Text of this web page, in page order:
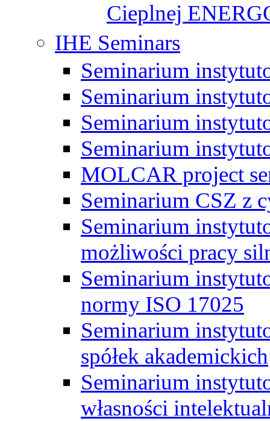
Cieplnej
IHE Seminars
Seminarium
Seminarium
Seminarium
Seminarium
MOLCAR project
Seminarium CSZ z
Seminarium
możliwości pracy
Seminarium
normy ISO 17025
Seminarium
spółek akademickich
Seminarium
własności